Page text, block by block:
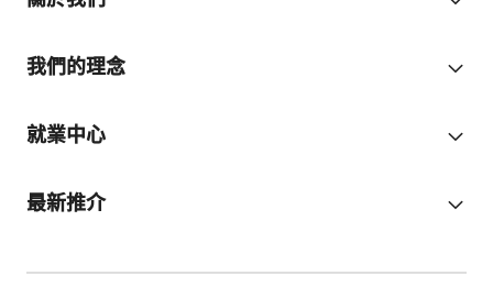
我們的理念
就業中心
最新推介